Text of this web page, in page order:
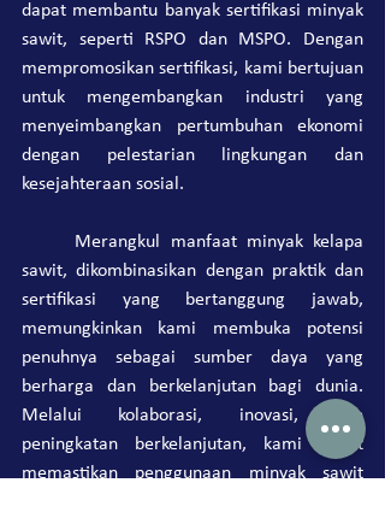
dapat membantu banyak sertifikasi minyak
sawit, seperti RSPO dan MSPO. Dengan
mempromosikan sertifikasi, kami bertujuan
untuk mengembangkan industri yang
menyeimbangkan pertumbuhan ekonomi
dengan pelestarian lingkungan dan
kesejahteraan sosial.
sawit, dikombinasikan dengan praktik dan
sertifikasi yang bertanggung jawab,
memungkinkan kami membuka potensi
penuhnya sebagai sumber daya yang
berharga dan berkelanjutan bagi dunia.
Melalui kolaborasi, inovasi, dan
peningkatan berkelanjutan, kami dapat
memastikan penggunaan minyak sawit